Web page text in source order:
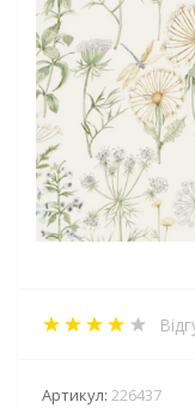
Артикул: 226437